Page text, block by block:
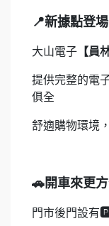
📍新據點登
大山電子 【員
提供完整的電
俱全
舒適購物環境
🚗開車來更
門市後門設有